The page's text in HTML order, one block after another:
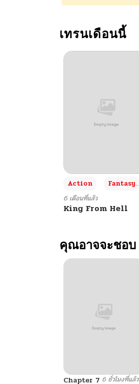
เทรนเดือนนี้
Action Fantasy
6 เดือนที่แล้ว
King From Hell
คุณอาจจะชอบ
Chapter 7 6 ชั่วโมงที่แล้ว